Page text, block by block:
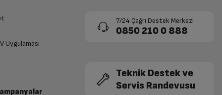
Uygulaması
7/24 Çağrı Destek Merkezi
0850 210 0 888
Teknik Destek ve
Servis Randevusu